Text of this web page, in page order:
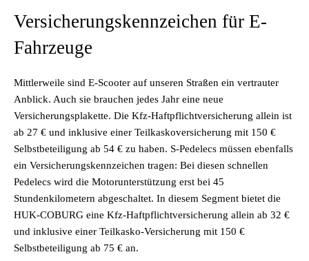
Versicherungskennzeichen für E-
Fahrzeuge
Mittlerweile sind E-Scooter auf unseren Straßen ein vertrauter
Anblick. Auch sie brauchen jedes Jahr eine neue
Versicherungsplakette. Die Kfz-Haftpflichtversicherung allein ist
ab 27 € und inklusive einer Teilkaskoversicherung mit 150 €
Selbstbeteiligung ab 54 € zu haben. S-Pedelecs müssen ebenfalls
ein Versicherungskennzeichen tragen: Bei diesen schnellen
Pedelecs wird die Motorunterstützung erst bei 45
Stundenkilometern abgeschaltet. In diesem Segment bietet die
HUK-COBURG eine Kfz-Haftpflichtversicherung allein ab 32 €
und inklusive einer Teilkasko-Versicherung mit 150 €
Selbstbeteiligung ab 75 € an.